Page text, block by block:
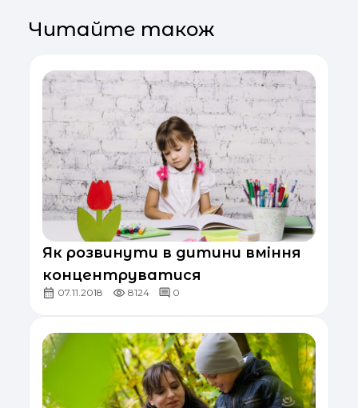
Читайте також
Як розвинути в дитини вміння
концентруватися
07.11.2018 8124 0